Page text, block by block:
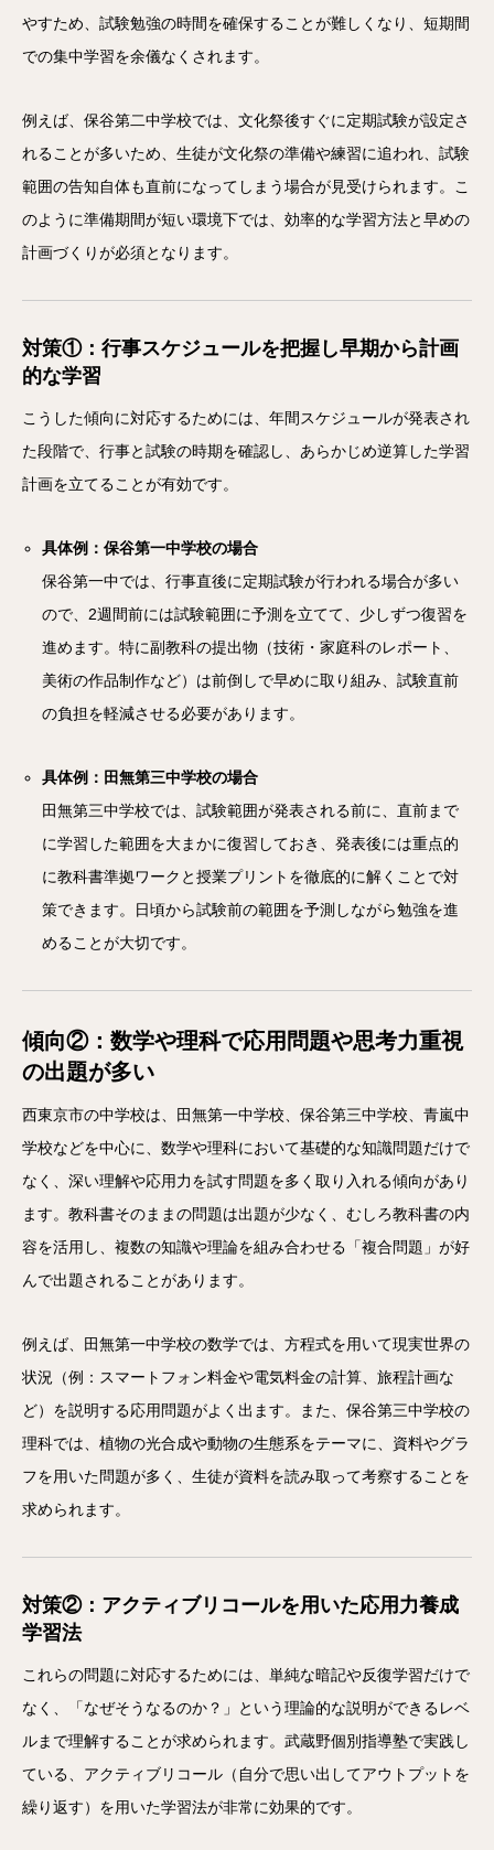
やすため、試験勉強の時間を確保することが難しくなり、短期間
での集中学習を余儀なくされます。
例えば、保谷第二中学校では、文化祭後すぐに定期試験が設定さ
れることが多いため、生徒が文化祭の準備や練習に追われ、試験
範囲の告知自体も直前になってしまう場合が見受けられます。こ
のように準備期間が短い環境下では、効率的な学習方法と早めの
計画づくりが必須となります。
対策①：行事スケジュールを把握し早期から計画
的な学習
こうした傾向に対応するためには、年間スケジュールが発表され
た段階で、行事と試験の時期を確認し、あらかじめ逆算した学習
計画を立てることが有効です。
具体例：保谷第一中学校の場合
保谷第一中では、行事直後に定期試験が行われる場合が多い
ので、2週間前には試験範囲に予測を立てて、少しずつ復習を
進めます。特に副教科の提出物（技術・家庭科のレポート、
美術の作品制作など）は前倒しで早めに取り組み、試験直前
の負担を軽減させる必要があります。
具体例：田無第三中学校の場合
田無第三中学校では、試験範囲が発表される前に、直前まで
に学習した範囲を大まかに復習しておき、発表後には重点的
に教科書準拠ワークと授業プリントを徹底的に解くことで対
策できます。日頃から試験前の範囲を予測しながら勉強を進
めることが大切です。
傾向②：数学や理科で応用問題や思考力重視
の出題が多い
西東京市の中学校は、田無第一中学校、保谷第三中学校、青嵐中
学校などを中心に、数学や理科において基礎的な知識問題だけで
なく、深い理解や応用力を試す問題を多く取り入れる傾向があり
ます。教科書そのままの問題は出題が少なく、むしろ教科書の内
容を活用し、複数の知識や理論を組み合わせる「複合問題」が好
んで出題されることがあります。
例えば、田無第一中学校の数学では、方程式を用いて現実世界の
状況（例：スマートフォン料金や電気料金の計算、旅程計画な
ど）を説明する応用問題がよく出ます。また、保谷第三中学校の
理科では、植物の光合成や動物の生態系をテーマに、資料やグラ
フを用いた問題が多く、生徒が資料を読み取って考察することを
求められます。
対策②：アクティブリコールを用いた応用力養成
学習法
これらの問題に対応するためには、単純な暗記や反復学習だけで
なく、「なぜそうなるのか？」という理論的な説明ができるレベ
ルまで理解することが求められます。武蔵野個別指導塾で実践し
ている、アクティブリコール（自分で思い出してアウトプットを
繰り返す）を用いた学習法が非常に効果的です。